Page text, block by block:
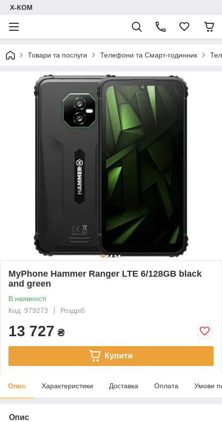
Х-КОМ
Товари та послуги Телефони та Смарт-годинник
MyPhone Hammer Ranger LTE 6/128GB black
and green
В наявності
Код: 979273
Роздріб
13 727 ₴
Купити
Опис Характеристики Доставка Оплата Умови
Опис